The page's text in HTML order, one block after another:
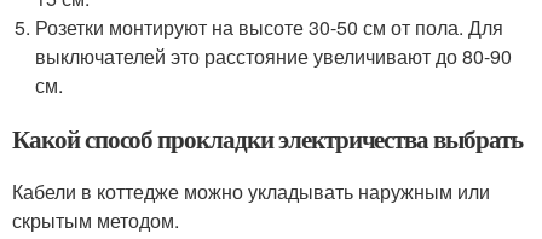
Розетки монтируют на высоте 30-50 см от пола. Для
выключателей это расстояние увеличивают до 80-90
см.
Какой способ прокладки электричества выбрать
Кабели в коттедже можно укладывать наружным или
скрытым методом.